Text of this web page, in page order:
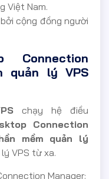
Việt Nam.
cộng đồng người
Connection
quản lý VPS
chạy hệ điều
Connection
mềm quản lý
VPS từ xa.
Manager: